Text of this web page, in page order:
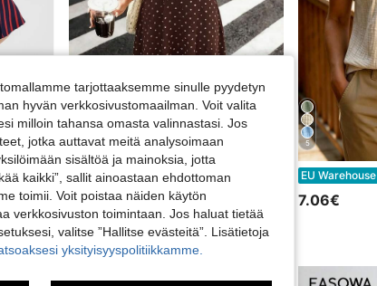
rento kevät-kesä, breton-tyyli
11
Pariaura
EU Warehouse Pariaura Naisten muodikas elegantti painettu vyötärömekko
14.84€
5
EU Warehouse
7.06€
tarjottaaksemme sinulle pyydetyn
hyvän verkkosivustomaailman. Voit valita
milloin tahansa omasta valinnastasi. Jos
jotka auttavat meitä analysoimaan
sisältöä ja mainoksia, jotta
kaikki”, sallit ainoastaan ehdottoman
toimii. Voit poistaa näiden käytön
verkkosivuston toimintaan. Jos haluat tietää
valitse ”Hallitse evästeitä”. Lisätietoja
yksityisyyspolitiikkamme.